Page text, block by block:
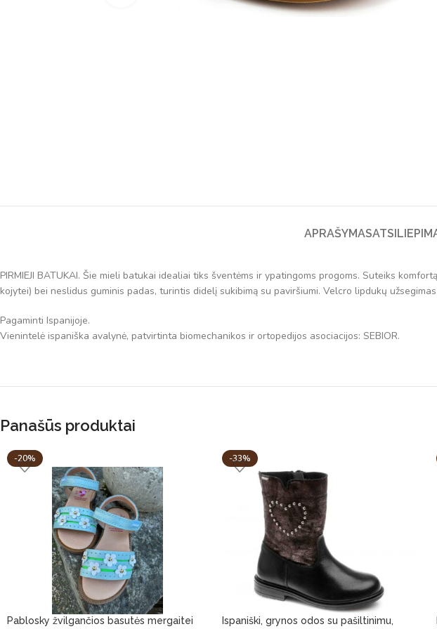
APRAŠYMAS
PIRMIEJI BATUKAI. Šie mieli batukai idealiai tiks šventėms ir ypatingoms progoms. Suteiks
kojytei) bei neslidus guminis padas, turintis didelį sukibimą su paviršiumi. Velcro lipdukų
Pagaminti Ispanijoje.
Vienintelė ispaniška avalynė, patvirtinta biomechanikos ir ortopedijos asociacijos: SEBIOR.
Panašūs produktai
-20%
Pablosky žvilgančios basutės mergaitei
-33%
Ispaniški, grynos odos su pašiltinimu,